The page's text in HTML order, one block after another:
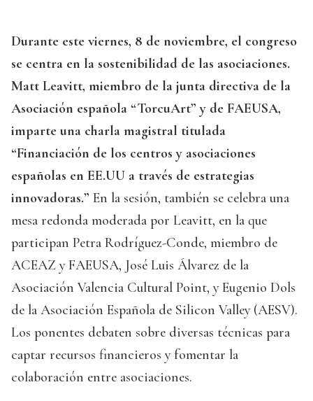
Durante este viernes, 8 de noviembre, el congreso
se centra en la sostenibilidad de las asociaciones.
Matt Leavitt, miembro de la junta directiva de la
Asociación española “TorcuArt” y de FAEUSA,
imparte una charla magistral titulada
“Financiación de los centros y asociaciones
españolas en EE.UU a través de estrategias
innovadoras.” En la sesión, también se celebra una
mesa redonda moderada por Leavitt, en la que
participan Petra Rodríguez-Conde, miembro de
ACEAZ y FAEUSA, José Luis Álvarez de la
Asociación Valencia Cultural Point, y Eugenio Dols
de la Asociación Española de Silicon Valley (AESV).
Los ponentes debaten sobre diversas técnicas para
captar recursos financieros y fomentar la
colaboración entre asociaciones.